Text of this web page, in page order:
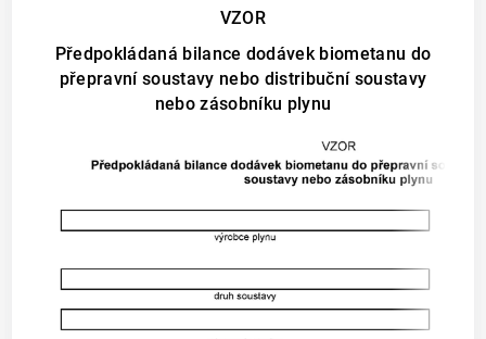
VZOR
Předpokládaná bilance dodávek biometanu do
přepravní soustavy nebo distribuční soustavy
nebo zásobníku plynu